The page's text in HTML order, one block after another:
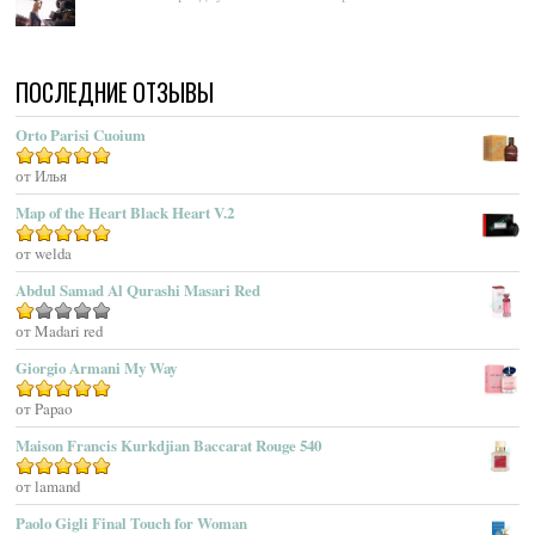
Acqua Di Parma
Acqua Di Sardegna
Acqua Di Stresa
Adam Levine
Adamo Parfum
Adidas
Adolfo Dominguez
Adrienne Vittadini
Aedes De Venustas
Aerin Lauder
Aether
Affinessence
Afnan Perfumes
Agatha Ruiz De La Prada
Agatho Parfum
ПОСЛЕДНИЕ ОТЗЫВЫ
Orto Parisi Cuoium
Оценка
от Илья
Map of the Heart Black Heart V.2
Оценка5
от welda
Abdul Samad Al Qurashi Masari Red
Оценка
1
из
5
от Madari red
Giorgio Armani My Way
Оценка5
от Papao
Maison Francis Kurkdjian Baccarat Rouge 540
Оценка5из 5
от lamand
Paolo Gigli Final Touch for Woman